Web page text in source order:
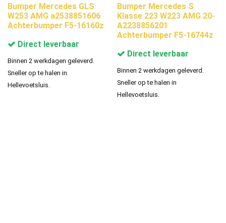
Bumper Mercedes GLS
W253 AMG a2538851606
Achterbumper F5-16160z
Direct leverbaar
Binnen 2 werkdagen geleverd.
Sneller op te halen in
Hellevoetsluis.
Bumper Mercedes S
Klasse 223 W223 AMG 20-
A2238856201
Achterbumper F5-16744z
Direct leverbaar
Binnen 2 werkdagen geleverd.
Sneller op te halen in
Hellevoetsluis.